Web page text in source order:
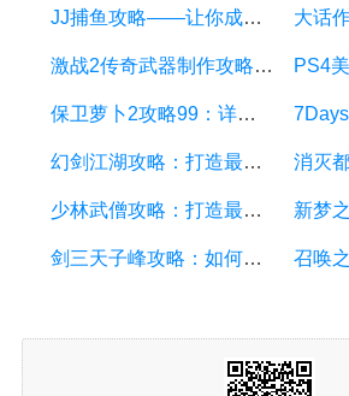
JJ捕鱼攻略——让你成为捕鱼达人的秘诀
激战2传奇武器制作攻略：打造属于你的传奇武器
保卫萝卜2攻略99：详细指南教你如何轻松通关
幻剑江湖攻略：打造最强武侠江湖
少林武僧攻略：打造最强武僧的秘诀
剑三天子峰攻略：如何轻松拿下这个挑战？